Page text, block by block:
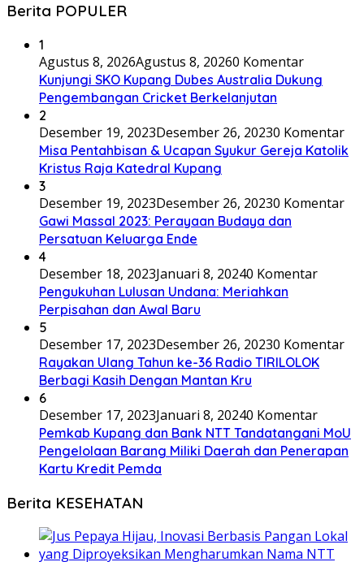
Berita POPULER
1
Agustus 8, 2026Agustus 8, 20260 Komentar
Kunjungi SKO Kupang Dubes Australia Dukung
Pengembangan Cricket Berkelanjutan
2
Desember 19, 2023Desember 26, 20230 Komentar
Misa Pentahbisan & Ucapan Syukur Gereja Katolik
Kristus Raja Katedral Kupang
3
Desember 19, 2023Desember 26, 20230 Komentar
Gawi Massal 2023: Perayaan Budaya dan
Persatuan Keluarga Ende
4
Desember 18, 2023Januari 8, 20240 Komentar
Pengukuhan Lulusan Undana: Meriahkan
Perpisahan dan Awal Baru
5
Desember 17, 2023Desember 26, 20230 Komentar
Rayakan Ulang Tahun ke-36 Radio TIRILOLOK
Berbagi Kasih Dengan Mantan Kru
6
Desember 17, 2023Januari 8, 20240 Komentar
Pemkab Kupang dan Bank NTT Tandatangani MoU
Pengelolaan Barang Miliki Daerah dan Penerapan
Kartu Kredit Pemda
Berita KESEHATAN